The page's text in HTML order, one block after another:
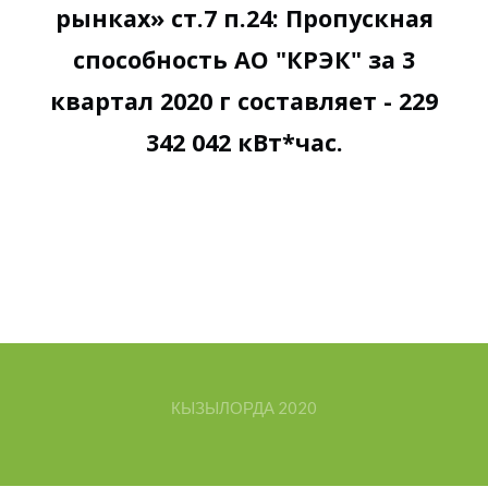
рынках» ст.7 п.24: Пропускная
способность АО "КРЭК" за 3
квартал 2020 г составляет - 229
342 042 кВт*час.
КЫЗЫЛОРДА 2020